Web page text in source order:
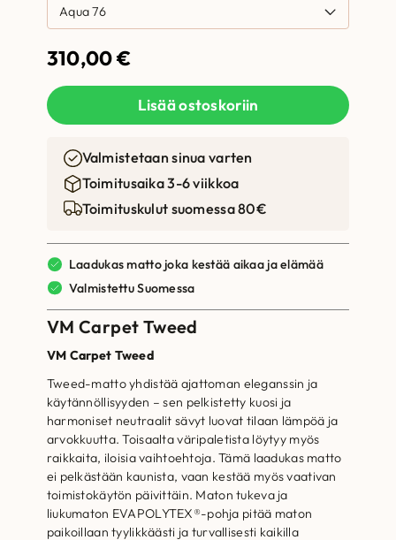
310,00€
Lisää ostoskoriin
Valmistetaan sinua varten
Toimitusaika 3-6 viikkoa
Toimituskulut suomessa 80€
Laadukas matto joka kestää aikaa ja elämää
Valmistettu Suomessa
VM Carpet Tweed
VM Carpet Tweed
Tweed-matto yhdistää ajattoman eleganssin ja
käytännöllisyyden – sen pelkistetty kuosi ja
harmoniset neutraalit sävyt luovat tilaan lämpöä ja
arvokkuutta. Toisaalta väripaletista löytyy myös
raikkaita, iloisia vaihtoehtoja. Tämä laadukas matto
ei pelkästään kaunista, vaan kestää myös vaativan
toimistokäytön päivittäin. Maton tukeva ja
liukumaton EVAPOLYTEX®-pohja pitää maton
paikoillaan tyylikkäästi ja turvallisesti kaikilla